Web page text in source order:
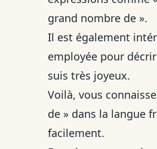
grand nombre de ».
Il est également
employée pour
suis très joyeux.
Voilà, vous
de » dans la langue
facilement.